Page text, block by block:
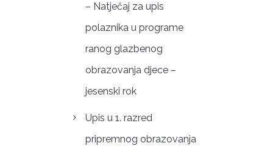
– Natječaj za upis
polaznika u programe
ranog glazbenog
obrazovanja djece –
jesenski rok
Upis u 1. razred
pripremnog obrazovanja